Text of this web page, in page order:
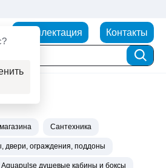
Комплектация Контакты
Сантехника
двери, ограждения, поддоны
Aquapulse душевые кабины и боксы